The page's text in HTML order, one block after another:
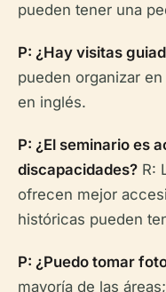
pueden tener una
P: ¿Hay visitas
pueden organizar
en inglés.
P: ¿El seminario es
discapacidades? R:
ofrecen mejor
históricas pueden
P: ¿Puedo tomar
mayoría de las